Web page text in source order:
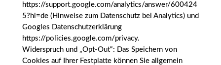
https://support.google.com/analytics/answer/600424
5?hl=de (Hinweise zum Datenschutz bei Analytics) und
Googles Datenschutzerklärung
https://policies.google.com/privacy.
Widerspruch und „Opt-Out“: Das Speichern von
Cookies auf Ihrer Festplatte können Sie allgemein